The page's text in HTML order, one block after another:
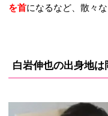
を首になるなど、散々
白岩伸也の出身地は